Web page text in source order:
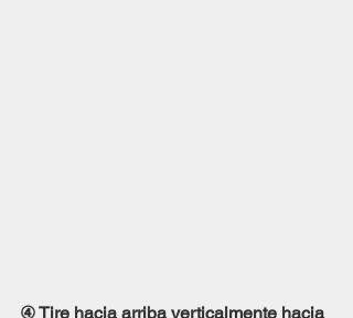
④ Tire hacia arriba verticalmente hacia